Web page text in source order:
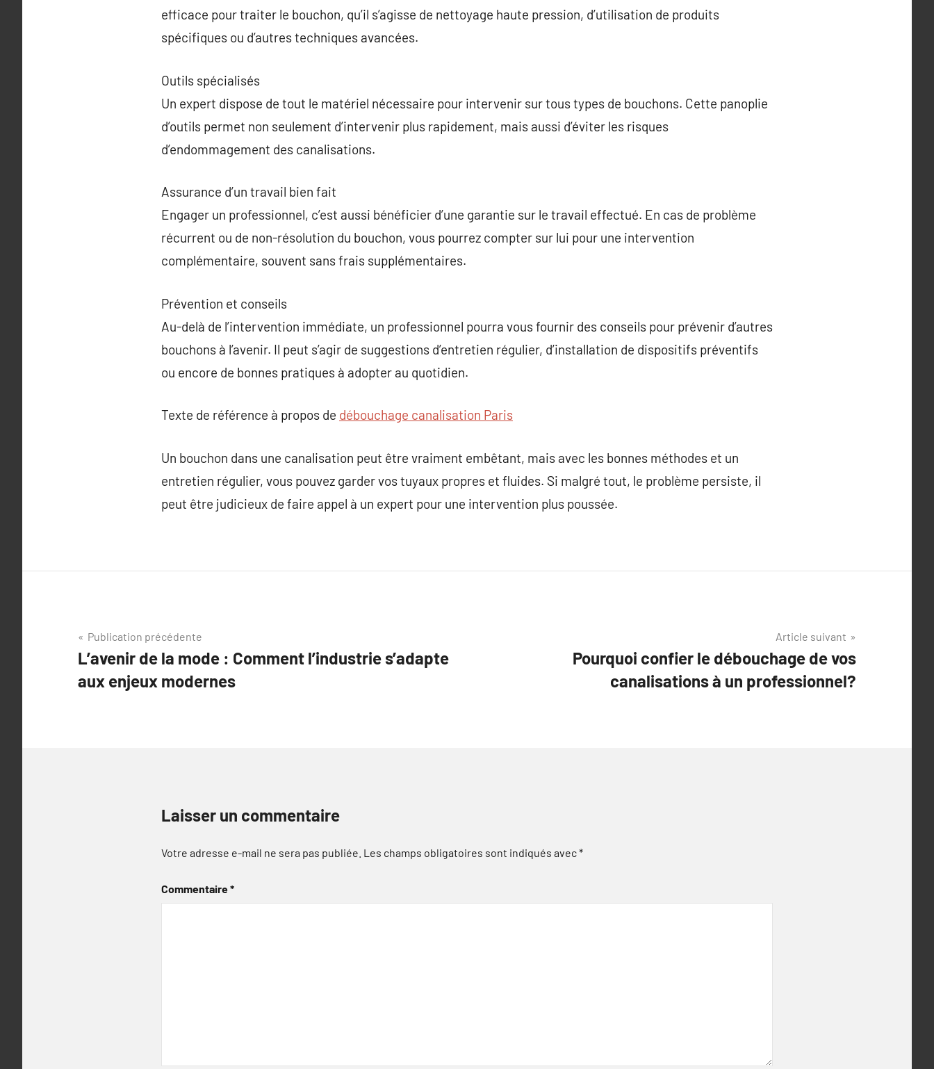
efficace pour traiter le bouchon, qu’il s’agisse de nettoyage haute pression, d’utilisation de produits
spécifiques ou d’autres techniques avancées.
Outils spécialisés
Un expert dispose de tout le matériel nécessaire pour intervenir sur tous types de bouchons. Cette panoplie
d’outils permet non seulement d’intervenir plus rapidement, mais aussi d’éviter les risques
d’endommagement des canalisations.
Assurance d’un travail bien fait
Engager un professionnel, c’est aussi bénéficier d’une garantie sur le travail effectué. En cas de problème
récurrent ou de non-résolution du bouchon, vous pourrez compter sur lui pour une intervention
complémentaire, souvent sans frais supplémentaires.
Prévention et conseils
Au-delà de l’intervention immédiate, un professionnel pourra vous fournir des conseils pour prévenir d’autres
bouchons à l’avenir. Il peut s’agir de suggestions d’entretien régulier, d’installation de dispositifs préventifs
ou encore de bonnes pratiques à adopter au quotidien.
Texte de référence à propos de débouchage canalisation Paris
Un bouchon dans une canalisation peut être vraiment embêtant, mais avec les bonnes méthodes et un
entretien régulier, vous pouvez garder vos tuyaux propres et fluides. Si malgré tout, le problème persiste, il
peut être judicieux de faire appel à un expert pour une intervention plus poussée.
Navigation
de
l’article
Publication précédente
L’avenir de la mode : Comment l’industrie s’adapte
aux enjeux modernes
Article suivant
Pourquoi confier le débouchage de vos
canalisations à un professionnel?
Laisser un commentaire
Votre adresse e-mail ne sera pas publiée. Les champs obligatoires sont indiqués avec*
Commentaire*